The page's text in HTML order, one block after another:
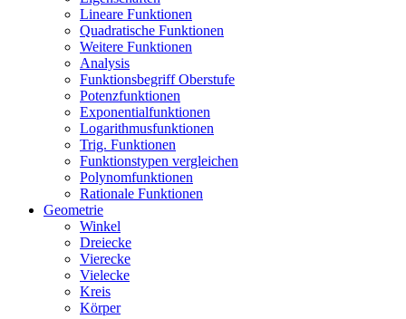
Lineare Funktionen
Quadratische Funktionen
Weitere Funktionen
Analysis
Funktionsbegriff Oberstufe
Potenzfunktionen
Exponentialfunktionen
Logarithmusfunktionen
Trig. Funktionen
Funktionstypen vergleichen
Polynomfunktionen
Rationale Funktionen
Geometrie
Winkel
Dreiecke
Vierecke
Vielecke
Kreis
Körper